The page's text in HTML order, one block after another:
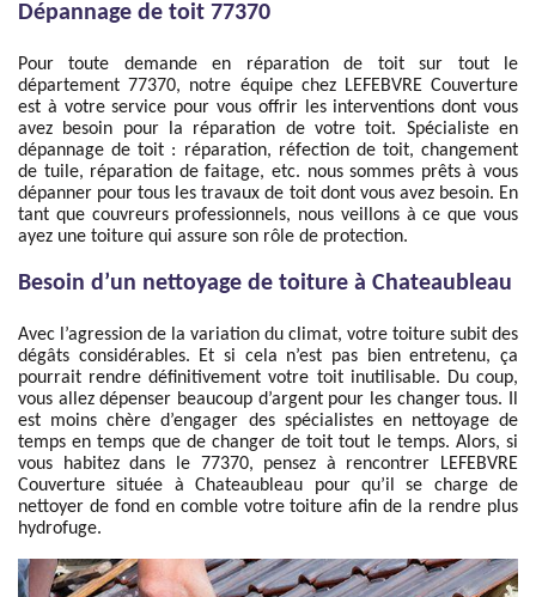
Dépannage de toit 77370
Pour toute demande en réparation de toit sur tout le
département 77370, notre équipe chez LEFEBVRE Couverture
est à votre service pour vous offrir les interventions dont vous
avez besoin pour la réparation de votre toit. Spécialiste en
dépannage de toit : réparation, réfection de toit, changement
de tuile, réparation de faitage, etc. nous sommes prêts à vous
dépanner pour tous les travaux de toit dont vous avez besoin. En
tant que couvreurs professionnels, nous veillons à ce que vous
ayez une toiture qui assure son rôle de protection.
Besoin d’un nettoyage de toiture à Chateaubleau
Avec l’agression de la variation du climat, votre toiture subit des
dégâts considérables. Et si cela n’est pas bien entretenu, ça
pourrait rendre définitivement votre toit inutilisable. Du coup,
vous allez dépenser beaucoup d’argent pour les changer tous. Il
est moins chère d’engager des spécialistes en nettoyage de
temps en temps que de changer de toit tout le temps. Alors, si
vous habitez dans le 77370, pensez à rencontrer LEFEBVRE
Couverture située à Chateaubleau pour qu’il se charge de
nettoyer de fond en comble votre toiture afin de la rendre plus
hydrofuge.